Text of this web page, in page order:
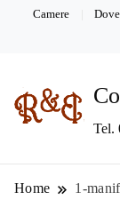
Camere
Tel.
Home 1-